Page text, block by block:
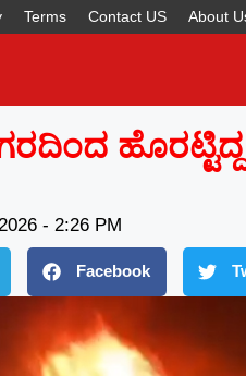
Terms Contact US About
- 2:26 PM
Facebook
Get